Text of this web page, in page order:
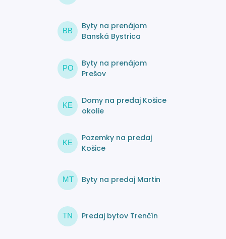
BB
Byty na prenájom
Banská Bystrica
PO
Byty na prenájom
Prešov
KE
Domy na predaj Košice
okolie
KE
Pozemky na predaj
Košice
MT Byty na predaj Martin
TN Predaj bytov Trenčín